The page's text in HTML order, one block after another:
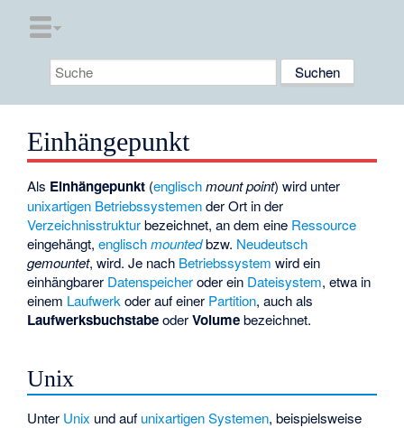
Einhängepunkt
Als Einhängepunkt (englisch mount point) wird unter
unixartigen Betriebssystemender Ort in der
Verzeichnisstrukturbezeichnet, an dem eine Ressource
eingehängt,englisch mountedbzw. Neudeutsch
gemountet, wird. Je nach Betriebssystem wird ein
einhängbarer Datenspeicheroder ein Dateisystem, etwa in
einem Laufwerkoder auf einer Partition, auch als
LaufwerksbuchstabeoderVolumebezeichnet.
Unix
Unter Unix und auf unixartigen Systemen, beispielsweise